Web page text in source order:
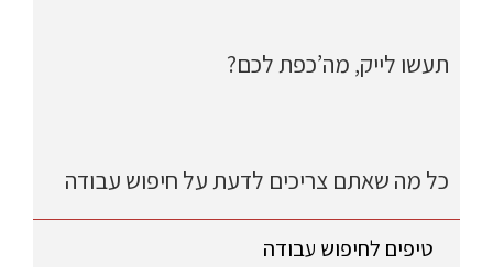
תעשו לייק, מה’כפת לכם?
כל מה שאתם צריכים לדעת על חיפוש עבודה
טיפים לחיפוש עבודה